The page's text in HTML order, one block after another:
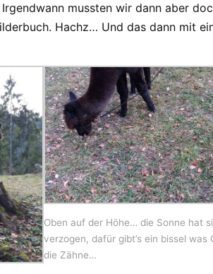
mussten wir dann aber
Hachz… Und das dann mit
Oben auf der Höhe… die Sonne hat
verzogen, dafür gibt’s ein bissel was
die Zähne…